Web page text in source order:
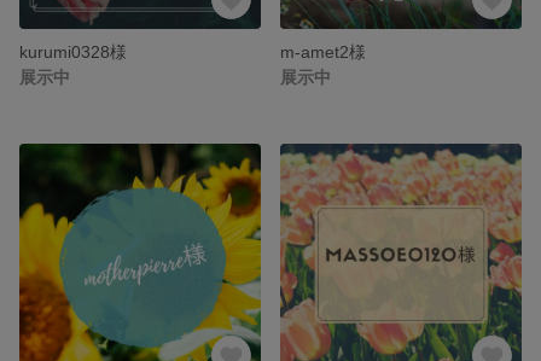
kurumi0328様
展示中
m-amet2様
展示中